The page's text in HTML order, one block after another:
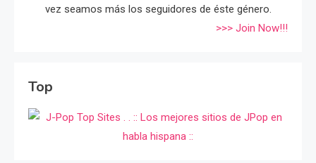
vez seamos más los seguidores de éste género.
>>> Join Now!!!
Top